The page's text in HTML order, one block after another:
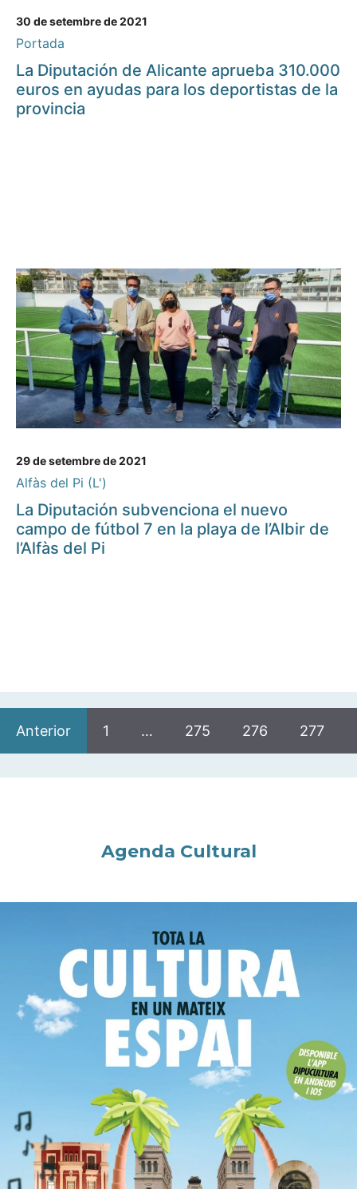
30 de setembre de 2021
Portada
La Diputación de Alicante aprueba 310.000
euros en ayudas para los deportistas de la
provincia
29 de setembre de 2021
Alfàs del Pi (L')
La Diputación subvenciona el nuevo
campo de fútbol 7 en la playa de l’Albir de
l’Alfàs del Pi
Anterior 1 … 275 276 277
Agenda Cultural